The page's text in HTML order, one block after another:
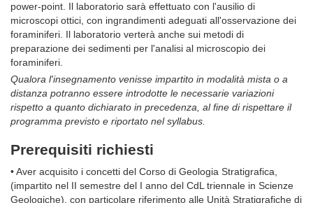
power-point. Il laboratorio sarà effettuato con l'ausilio di
microscopi ottici, con ingrandimenti adeguati all'osservazione dei
foraminiferi. Il laboratorio verterà anche sui metodi di
preparazione dei sedimenti per l'analisi al microscopio dei
foraminiferi.
Qualora l'insegnamento venisse impartito in modalità mista o a
distanza potranno essere introdotte le necessarie variazioni
rispetto a quanto dichiarato in precedenza, al fine di rispettare il
programma previsto e riportato nel syllabus.
Prerequisiti richiesti
• Aver acquisito i concetti del Corso di Geologia Stratigrafica,
(impartito nel II semestre del I anno del CdL triennale in Scienze
Geologiche), con particolare riferimento alle Unità Stratigrafiche di